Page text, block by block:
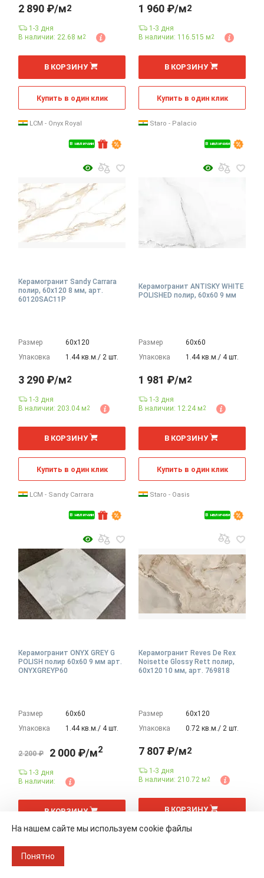
В наличии
2 890 ₽/м2
1-3 дня
В наличии: 22.68 м2
м
В КОРЗИНУ
Купить в один клик
LCM - Onyx Royal
В наличии
1 960 ₽/м2
1-3 дня
В наличии: 116.515 м2
м
В КОРЗИНУ
Купить в один клик
Staro - Palacio
Керамогранит Sandy Carrara
полир, 60x120 8 мм, арт.
60120SAC11P
Размер
60х120
Упаковка
1.44 кв.м./ 2 шт.
В наличии
3 290 ₽/м2
1-3 дня
В наличии: 203.04 м2
м
В КОРЗИНУ
Купить в один клик
LCM - Sandy Carrara
Керамогранит ANTISKY WHITE
POLISHED полир, 60x60 9 мм
Размер
60х60
Упаковка
1.44 кв.м./ 4 шт.
В наличии
1 981 ₽/м2
1-3 дня
В наличии: 12.24 м2
м
В КОРЗИНУ
Купить в один клик
Staro - Oasis
Керамогранит ONYX GREY G
POLISH полир 60x60 9 мм арт.
ONYXGREYP60
Размер
60х60
Упаковка
1.44 кв.м./ 4 шт.
2 200 ₽ 2 000 ₽/м2
1-3 дня
В наличии:
м
В КОРЗИНУ
Kevis - ONYX
Керамогранит Reves De Rex
Noisette Glossy Rett полир,
60x120 10 мм, арт. 769818
Размер
60х120
Упаковка
0.72 кв.м./ 2 шт.
7 807 ₽/м2
1-3 дня
В наличии: 210.72 м2
м
В КОРЗИНУ
На нашем сайте мы используем cookie файлы
Понятно